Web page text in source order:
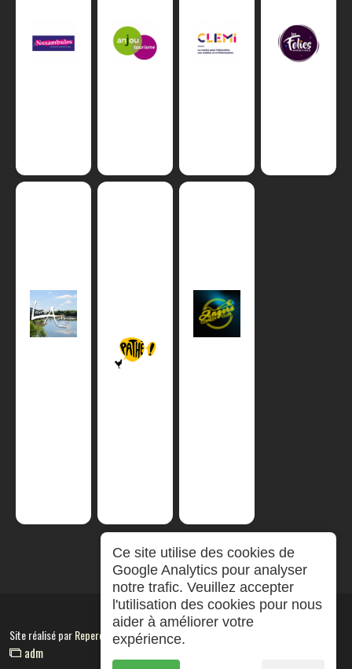
Site réalisé parRepereCom
adm
Ce site utilise des cookies de
Google Analytics pour analyser
notre trafic. Veuillez accepter
l'utilisation des cookies pour nous
aider à améliorer votre
expérience.